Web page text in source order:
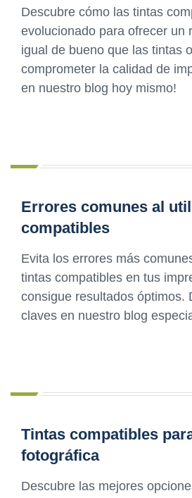
Descubre cómo las tintas
evolucionado para ofrecer un
igual de bueno que las tintas
comprometer la calidad de
en nuestro blog hoy mismo!
Errores comunes al
compatibles
Evita los errores más
tintas compatibles en tus
consigue resultados óptimos.
claves en nuestro blog
Tintas compatibles
fotográfica
Descubre las mejores